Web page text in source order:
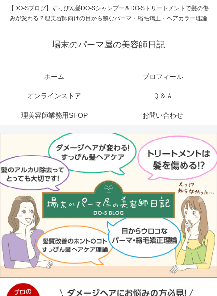
【DO-Sブログ】すっぴん髪DO-Sシャンプー＆DO-Sトリートメントで髪の傷
みが変わる？理美容師向けの目から鱗なパーマ・縮毛矯正・ヘアカラー理論
場末のパーマ屋の美容師日記
ホーム プロフィール
オンラインストア Ｑ＆Ａ
理美容師業務用SHOP お問い合わせ